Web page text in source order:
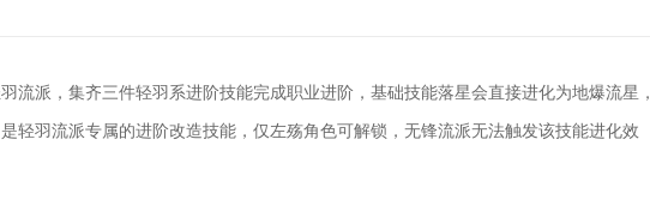
流派，集齐三件轻羽系进阶技能完成职业进阶，基础技能落星会直接进化为地爆流星，
轻羽流派专属的进阶改造技能，仅左殇角色可解锁，无锋流派无法触发该技能进化效